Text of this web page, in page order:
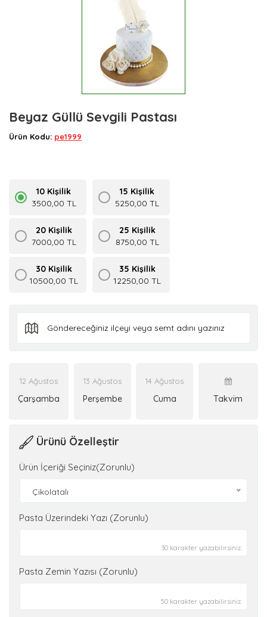
Beyaz Güllü Sevgili Pastası
Ürün Kodu: pe1999
10 Kişilik
3500,00 TL
15 Kişilik
5250,00 TL
20 Kişilik
7000,00 TL
25 Kişilik
8750,00 TL
30 Kişilik
10500,00 TL
35 Kişilik
12250,00 TL
12 Ağustos
Çarşamba
13 Ağustos
Perşembe
14 Ağustos
Cuma Takvim
Ürünü Özelleştir
Ürün İçeriği Seçiniz(Zorunlu)
Çikolatalı
Pasta Üzerindeki Yazı (Zorunlu)
30 karakter yazabilirsiniz.
Pasta Zemin Yazısı (Zorunlu)
50 karakter yazabilirsiniz.